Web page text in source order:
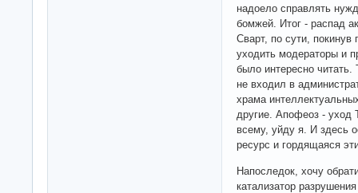
надоело справлять
бомжей. Итог - распад
Сварт, по сути,
уходить модераторы и
было интересно читать.
не входил в
храма
другие. Апофеоз -
всему, уйду я. И здесь
ресурс и гордящаяся
Напоследок, хочу
катализатор